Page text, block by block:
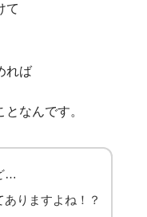
て
れば
なんです。
…
りますよね！？